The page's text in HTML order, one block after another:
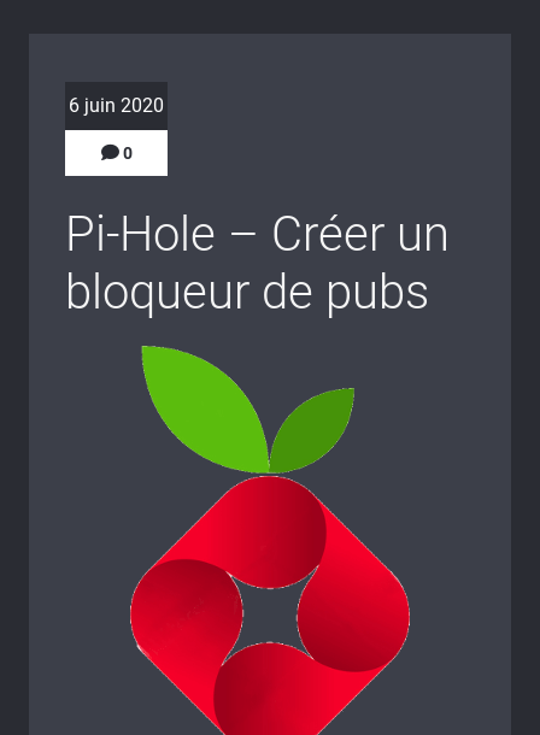
6 juin 2020
0
Pi-Hole – Créer un
bloqueur de pubs